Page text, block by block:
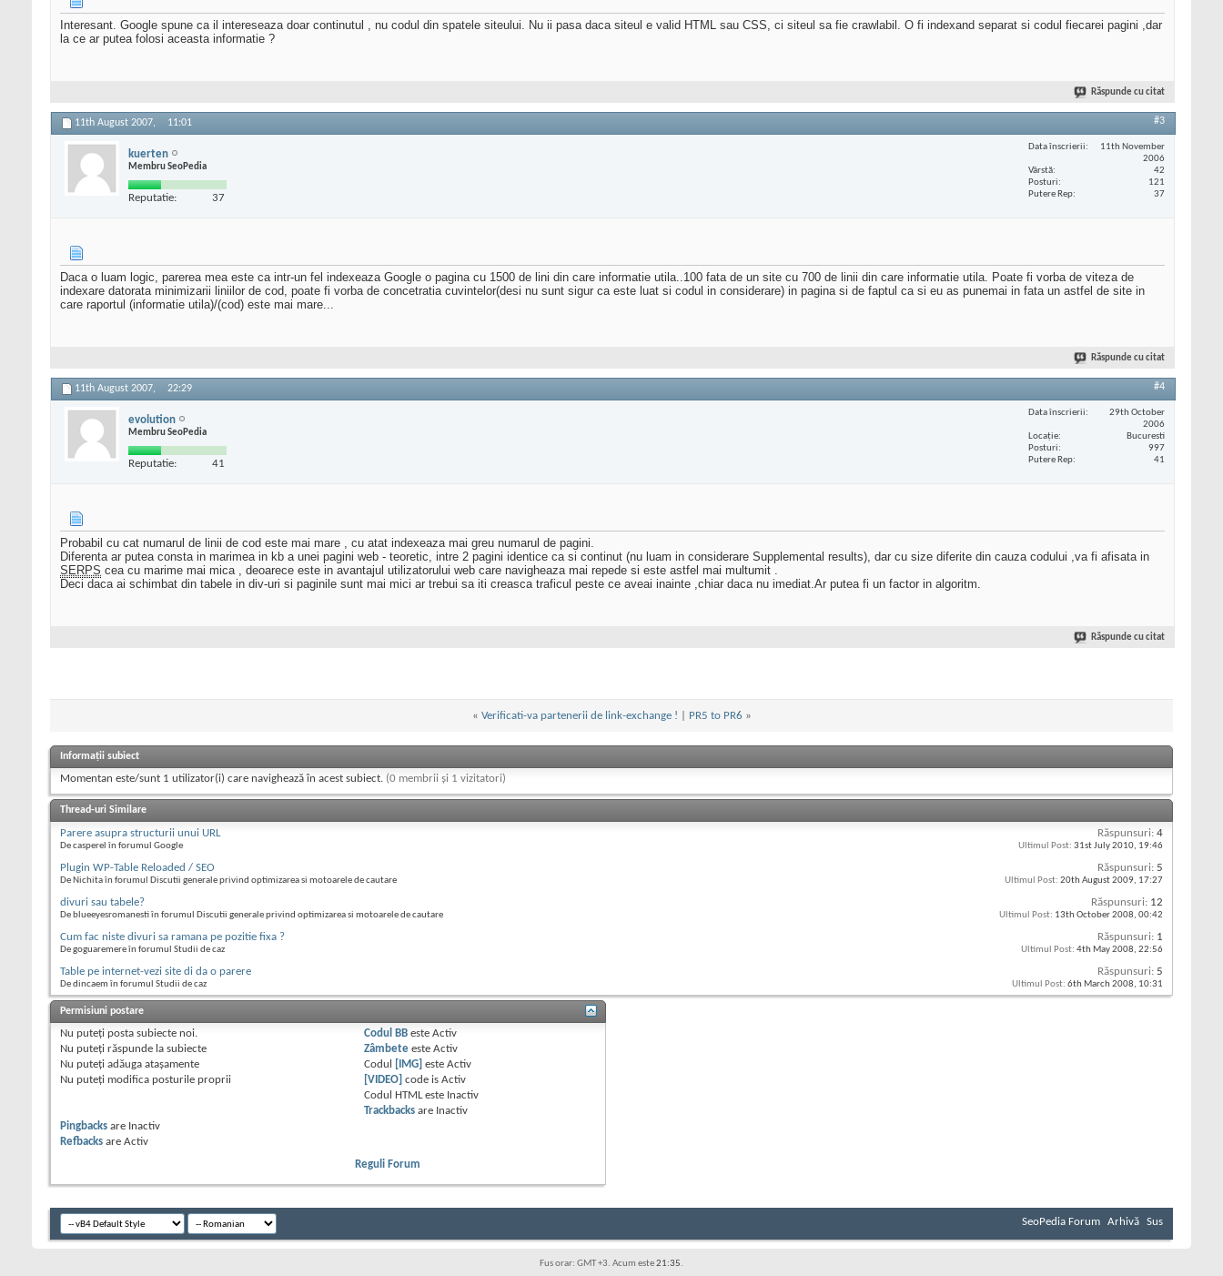
Interesant. Google spune ca il intereseaza doar continutul , nu codul din spatele siteului. Nu ii pasa daca siteul e valid HTML sau CSS, ci siteul sa fie crawlabil. O fi indexand separat si codul fiecarei pagini ,dar
la ce ar putea folosi aceasta informatie ?
Răspunde cu citat
11th August 2007, 11:01 #3
kuerten
Membru SeoPedia
Reputatie: 37
Data înscrierii
11th November
2006
Vârstă
42
Posturi
121
Putere Rep
37
Daca o luam logic, parerea mea este ca intr-un fel indexeaza Google o pagina cu 1500 de lini din care informatie utila..100 fata de un site cu 700 de linii din care informatie utila. Poate fi vorba de viteza de
indexare datorata minimizarii liniilor de cod, poate fi vorba de concetratia cuvintelor(desi nu sunt sigur ca este luat si codul in considerare) in pagina si de faptul ca si eu as punemai in fata un astfel de site in
care raportul (informatie utila)/(cod) este mai mare...
Răspunde cu citat
11th August 2007, 22:29 #4
evolution
Membru SeoPedia
Reputatie: 41
Data înscrierii
29th October
2006
Locaţie
Bucuresti
Posturi
997
Putere Rep
41
Probabil cu cat numarul de linii de cod este mai mare , cu atat indexeaza mai greu numarul de pagini.
Diferenta ar putea consta in marimea in kb a unei pagini web - teoretic, intre 2 pagini identice ca si continut (nu luam in considerare Supplemental results), dar cu size diferite din cauza codului ,va fi afisata in
SERPS cea cu marime mai mica , deoarece este in avantajul utilizatorului web care navigheaza mai repede si este astfel mai multumit .
Deci daca ai schimbat din tabele in div-uri si paginile sunt mai mici ar trebui sa iti creasca traficul peste ce aveai inainte ,chiar daca nu imediat.Ar putea fi un factor in algoritm.
Răspunde cu citat
« Verificati-va partenerii de link-exchange ! PR5 to PR6 »
Informații subiect
Momentan este/sunt 1 utilizator(i) care navighează în acest subiect. (0 membrii și 1 vizitatori)
Thread-uri Similare
Parere asupra structurii unui URL
De casperel în forumul Google
Răspunsuri: 4
Ultimul Post: 31st July 2010, 19:46
Plugin WP-Table Reloaded / SEO
De Nichita în forumul Discutii generale privind optimizarea si motoarele de cautare
Răspunsuri: 5
Ultimul Post: 20th August 2009, 17:27
divuri sau tabele?
De blueeyesromanesti în forumul Discutii generale privind optimizarea si motoarele de cautare
Răspunsuri: 12
Ultimul Post: 13th October 2008, 00:42
Cum fac niste divuri sa ramana pe pozitie fixa ?
De goguaremere în forumul Studii de caz
Răspunsuri: 1
Ultimul Post: 4th May 2008, 22:56
Table pe internet-vezi site di da o parere
De dincaem în forumul Studii de caz
Răspunsuri: 5
Ultimul Post: 6th March 2008, 10:31
Permisiuni postare
Nu puteţi posta subiecte noi.
Nu puteţi răspunde la subiecte
Nu puteţi adăuga ataşamente
Nu puteţi modifica posturile proprii
Codul BB esteActiv
Zâmbete esteActiv
Codul
[IMG] esteActiv
[VIDEO] code isActiv
Codul HTML este Inactiv
Trackbacks are Inactiv
Pingbacks are Inactiv
Refbacks are Activ
Reguli Forum
SeoPedia Forum Arhivă Sus
Fus orar: GMT +3. Acum este21:35.